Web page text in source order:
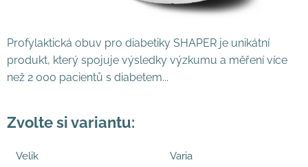
Profylaktická obuv pro diabetiky SHAPER je unikátní
produkt, který spojuje výsledky výzkumu a měření více
než 2 000 pacientů s diabetem...
Zvolte si variantu:
Velik
Varia